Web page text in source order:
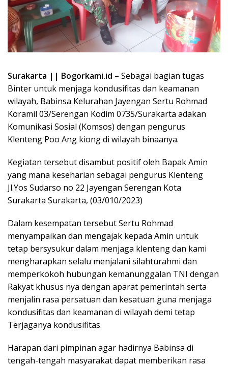
Surakarta || Bogorkami.id – Sebagai bagian tugas
Binter untuk menjaga kondusifitas dan keamanan
wilayah, Babinsa Kelurahan Jayengan Sertu Rohmad
Koramil 03/Serengan Kodim 0735/Surakarta adakan
Komunikasi Sosial (Komsos) dengan pengurus
Klenteng Poo Ang kiong di wilayah binaanya.
Kegiatan tersebut disambut positif oleh Bapak Amin
yang mana keseharian sebagai pengurus Klenteng
Jl.Yos Sudarso no 22 Jayengan Serengan Kota
Surakarta Surakarta, (03/010/2023)
Dalam kesempatan tersebut Sertu Rohmad
menyampaikan dan mengajak kepada Amin untuk
tetap bersysukur dalam menjaga klenteng dan kami
mengharapkan selalu menjalani silahturahmi dan
memperkokoh hubungan kemanunggalan TNI dengan
Rakyat khusus nya dengan aparat pemerintah serta
menjalin rasa persatuan dan kesatuan guna menjaga
kondusifitas dan keamanan di wilayah demi tetap
Terjaganya kondusifitas.
Harapan dari pimpinan agar hadirnya Babinsa di
tengah-tengah masyarakat dapat memberikan rasa